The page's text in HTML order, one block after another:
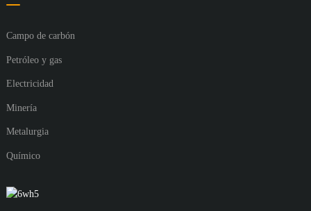
Campo de carbón
Petróleo y gas
Electricidad
Minería
Metalurgia
Químico